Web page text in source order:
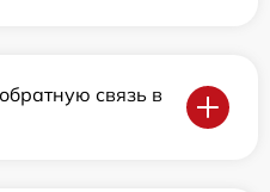
связь в